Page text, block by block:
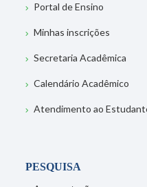
Portal de Ensino
Minhas inscrições
Secretaria Acadêmica
Calendário Acadêmico
Atendimento ao
PESQUISA